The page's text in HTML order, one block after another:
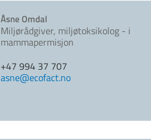
Åsne Omdal
Miljørådgiver, miljøtoksikolog - i
mammapermisjon
+47 994 37 707
asne@ecofact.no